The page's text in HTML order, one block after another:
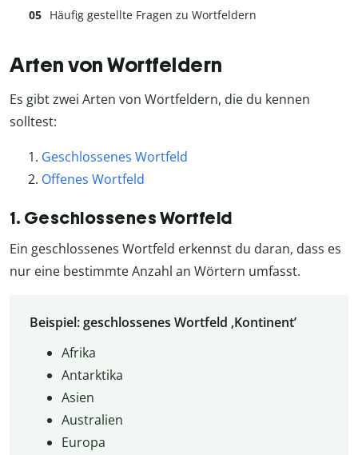
Häufig gestellte Fragen zu Wortfeldern
Arten von Wortfeldern
Es gibt zwei Arten von Wortfeldern, die du kennen
solltest:
Geschlossenes Wortfeld
Offenes Wortfeld
1. Geschlossenes Wortfeld
Ein geschlossenes Wortfeld erkennst du daran, dass es
nur eine bestimmte Anzahl an Wörtern umfasst.
Beispiel: geschlossenes Wortfeld ‚Kontinent’
Afrika
Antarktika
Asien
Australien
Europa